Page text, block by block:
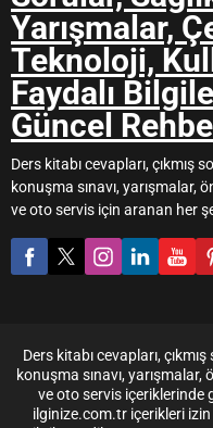
unterschiedliche
Geschmäcker,
und Zubereitungsformen,
den Charakter einer Speise
deutlich beeinflussen. Wenn
Küchentechnik,
Hitzeeinwirkung,
Zubereitungsart...
Ders kitabı cevapları,
konuşma sınavı, yarışmalar,
ve oto servis için aranan her
Ders kitabı cevapları,
konuşma sınavı, yarışmalar,
ve oto servis içeriklerinde
ilginize.com.tr içerikleri